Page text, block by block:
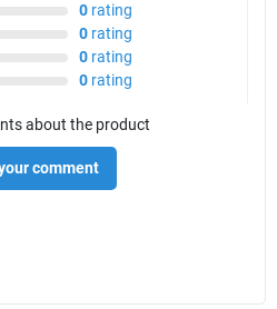
0 rating
0 rating
0 rating
0 rating
about the product
comment